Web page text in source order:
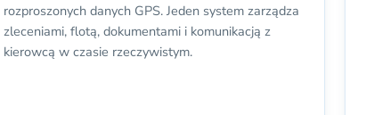
rozproszonych danych GPS. Jeden system zarządza
zleceniami, flotą, dokumentami i komunikacją z
kierowcą w czasie rzeczywistym.